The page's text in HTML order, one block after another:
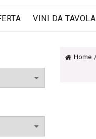
VINI DA TAVOLA
Home